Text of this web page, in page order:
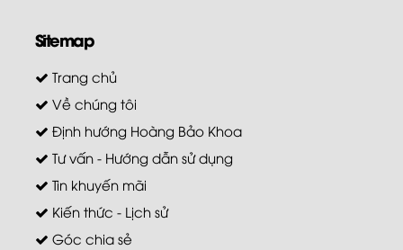
Sitemap
Trang chủ
Về chúng tôi
Định hướng Hoàng Bảo Khoa
Tư vấn - Hướng dẫn sử dụng
Tin khuyến mãi
Kiến thức - Lịch sử
Góc chia sẻ